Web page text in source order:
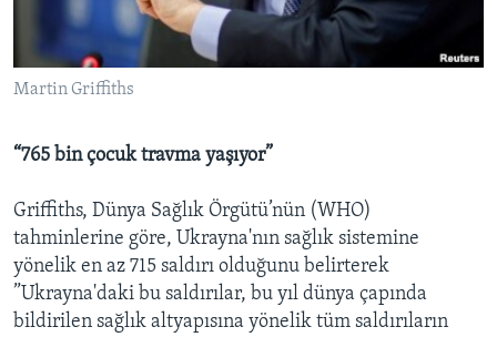
Martin Griffiths
“765 bin çocuk travma yaşıyor”
Griffiths, Dünya Sağlık Örgütü’nün (WHO)
tahminlerine göre, Ukrayna'nın sağlık sistemine
yönelik en az 715 saldırı olduğunu belirterek
”Ukrayna'daki bu saldırılar, bu yıl dünya çapında
bildirilen sağlık altyapısına yönelik tüm saldırıların